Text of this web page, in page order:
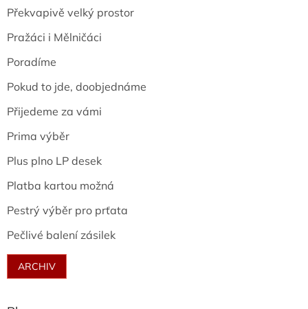
Překvapivě velký prostor
Pražáci i Mělničáci
Poradíme
Pokud to jde, doobjednáme
Přijedeme za vámi
Prima výběr
Plus plno LP desek
Platba kartou možná
Pestrý výběr pro prťata
Pečlivé balení zásilek
ARCHIV